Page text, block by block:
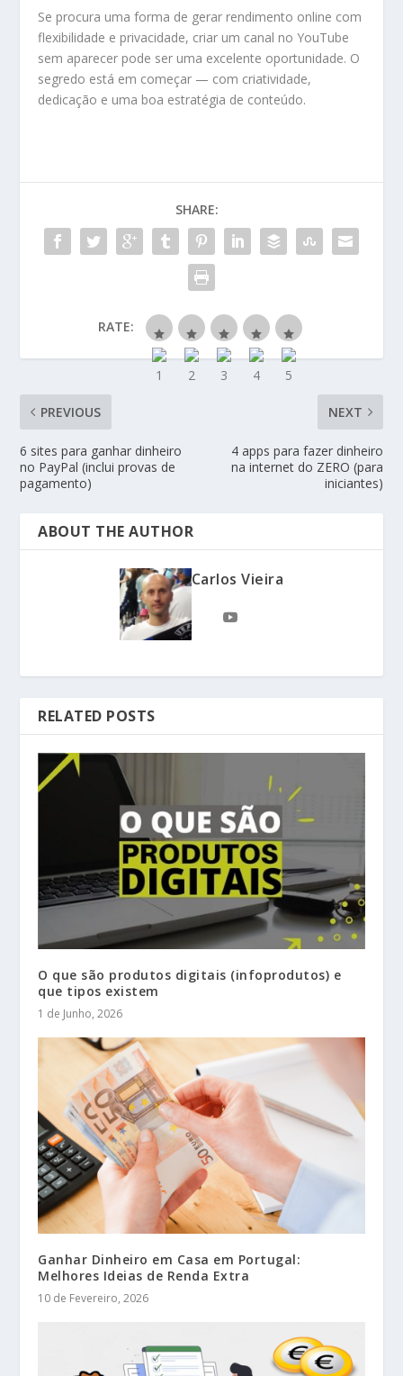
Se procura uma forma de gerar rendimento online com
flexibilidade e privacidade, criar um canal no YouTube
sem aparecer pode ser uma excelente oportunidade. O
segredo está em começar — com criatividade,
dedicação e uma boa estratégia de conteúdo.
SHARE:
RATE:
PREVIOUS
6 sites para ganhar dinheiro
no PayPal (inclui provas de
pagamento)
NEXT
4 apps para fazer dinheiro
na internet do ZERO (para
iniciantes)
ABOUT THE AUTHOR
Carlos Vieira
RELATED POSTS
O que são produtos digitais (infoprodutos) e
que tipos existem
1 de Junho, 2026
Ganhar Dinheiro em Casa em Portugal:
Melhores Ideias de Renda Extra
10 de Fevereiro, 2026